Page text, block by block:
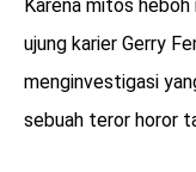
Karena mitos
ujung karier Gerry
menginvestigasi
sebuah teror horor